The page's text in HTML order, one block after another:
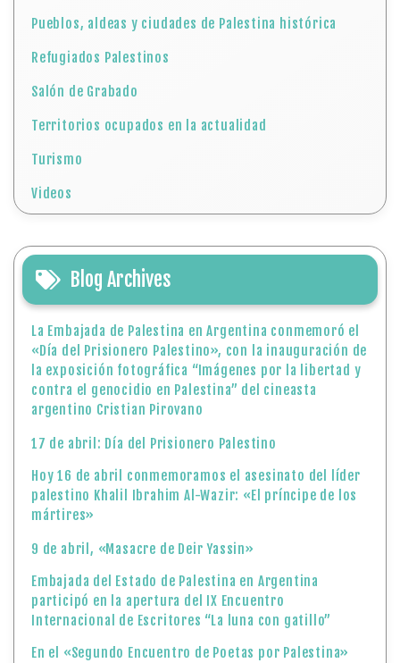
Pueblos, aldeas y ciudades de Palestina histórica
Refugiados Palestinos
Salón de Grabado
Territorios ocupados en la actualidad
Turismo
Videos
Blog Archives
La Embajada de Palestina en Argentina conmemoró el
«Día del Prisionero Palestino», con la inauguración de
la exposición fotográfica “Imágenes por la libertad y
contra el genocidio en Palestina” del cineasta
argentino Cristian Pirovano
17 de abril: Día del Prisionero Palestino
Hoy 16 de abril conmemoramos el asesinato del líder
palestino Khalil Ibrahim Al-Wazir: «El príncipe de los
mártires»
9 de abril, «Masacre de Deir Yassin»
Embajada del Estado de Palestina en Argentina
participó en la apertura del IX Encuentro
Internacional de Escritores “La luna con gatillo”
En el «Segundo Encuentro de Poetas por Palestina»